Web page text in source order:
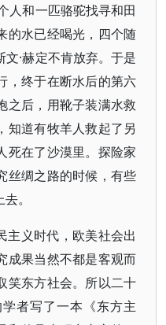
人和一匹骆驼找寻和田
的水已经喝光，四个随
·赫定不肯放弃。于是
，终于在断水后的第六
之后，用靴子装满水救
知道有牧羊人救起了另
死在了沙漠里。探险家
丝绸之路的时候，有些
。
主义时代，欧美社会出
成果当然不都是客观而
笑东方社会。所以二十
者写了一本《东方主